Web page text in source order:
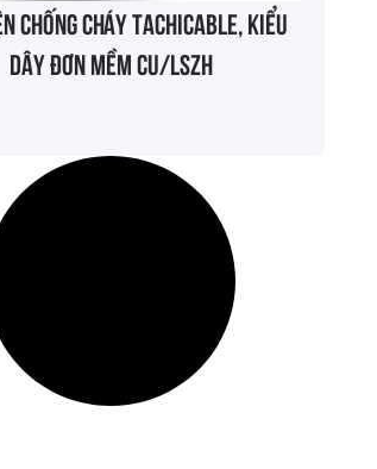
chống cháy TACHICABLE, kiểu
dây đơn mềm Cu/LSZH